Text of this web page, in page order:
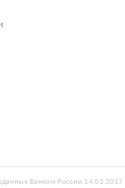
Банком России